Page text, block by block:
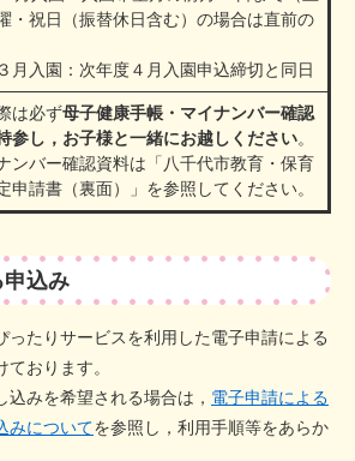
・祝日（振替休日含む）の場合は直前の
月入園：次年度４月入園申込締切と同日
は必ず母子健康手帳・マイナンバー確認
参し，お子様と一緒にお越しください。
ンバー確認資料は「八千代市教育・保育
申請書（裏面）」を参照してください。
込み
たりサービスを利用した電子申請による
おります。
みを希望される場合は， 電子申請による
みについてを参照し，利用手順等をあらか